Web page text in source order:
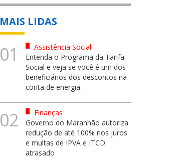
MAIS LIDAS
01
Assistência Social
Entenda o Programa da Tarifa
Social e veja se você é um dos
beneficiários dos descontos na
conta de energia.
02
Finanças
Governo do Maranhão autoriza
redução de até 100% nos juros
e multas de IPVA e ITCD
atrasado